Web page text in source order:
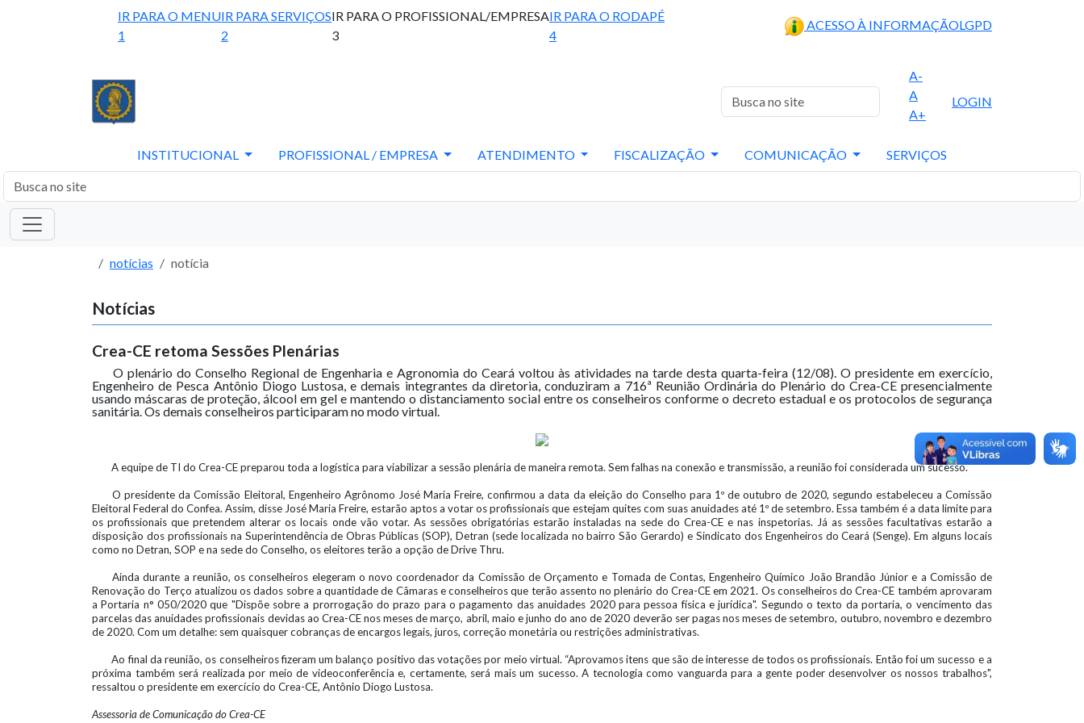
IR PARA O MENU
1
IR PARA SERVIÇOS
2
IR PARA O PROFISSIONAL/EMPRESA
3
IR PARA O RODAPÉ
4
ACESSO À INFORMAÇÃOLGPD
A-
A
A+
LOGIN
INSTITUCIONAL PROFISSIONAL / EMPRESA ATENDIMENTO FISCALIZAÇÃO COMUNICAÇÃO SERVIÇOS
notícias notícia
Notícias
Crea-CE retoma Sessões Plenárias
O plenário do Conselho Regional de Engenharia e Agronomia do Ceará voltou às atividades na tarde desta quarta-feira (12/08). O presidente em exercício,
Engenheiro de Pesca Antônio Diogo Lustosa, e demais integrantes da diretoria, conduziram a 716ª Reunião Ordinária do Plenário do Crea-CE presencialmente
usando máscaras de proteção, álcool em gel e mantendo o distanciamento social entre os conselheiros conforme o decreto estadual e os protocolos de segurança
sanitária. Os demais conselheiros participaram no modo virtual.
A equipe de TI do Crea-CE preparou toda a logística para viabilizar a sessão plenária de maneira remota. Sem falhas na conexão e transmissão, a reunião foi considerada um sucesso.
O presidente da Comissão Eleitoral, Engenheiro Agrônomo José Maria Freire, confirmou a data da eleição do Conselho para 1º de outubro de 2020, segundo estabeleceu a Comissão
Eleitoral Federal do Confea. Assim, disse José Maria Freire, estarão aptos a votar os profissionais que estejam quites com suas anuidades até 1º de setembro. Essa também é a data limite para
os profissionais que pretendem alterar os locais onde vão votar. As sessões obrigatórias estarão instaladas na sede do Crea-CE e nas inspetorias. Já as sessões facultativas estarão a
disposição dos profissionais na Superintendência de Obras Públicas (SOP), Detran (sede localizada no bairro São Gerardo) e Sindicato dos Engenheiros do Ceará (Senge). Em alguns locais
como no Detran, SOP e na sede do Conselho, os eleitores terão a opção de Drive Thru.
Ainda durante a reunião, os conselheiros elegeram o novo coordenador da Comissão de Orçamento e Tomada de Contas, Engenheiro Químico João Brandão Júnior e a Comissão de
Renovação do Terço atualizou os dados sobre a quantidade de Câmaras e conselheiros que terão assento no plenário do Crea-CE em 2021. Os conselheiros do Crea-CE também aprovaram
a Portaria n° 050/2020 que "Dispõe sobre a prorrogação do prazo para o pagamento das anuidades 2020 para pessoa física e jurídica". Segundo o texto da portaria, o vencimento das
parcelas das anuidades profissionais devidas ao Crea-CE nos meses de março, abril, maio e junho do ano de 2020 deverão ser pagas nos meses de setembro, outubro, novembro e dezembro
de 2020. Com um detalhe: sem quaisquer cobranças de encargos legais, juros, correção monetária ou restrições administrativas.
Ao final da reunião, os conselheiros fizeram um balanço positivo das votações por meio virtual. “Aprovamos itens que são de interesse de todos os profissionais. Então foi um sucesso e a
próxima também será realizada por meio de videoconferência e, certamente, será mais um sucesso. A tecnologia como vanguarda para a gente poder desenvolver os nossos trabalhos",
ressaltou o presidente em exercício do Crea-CE, Antônio Diogo Lustosa.
Assessoria de Comunicação do Crea-CE